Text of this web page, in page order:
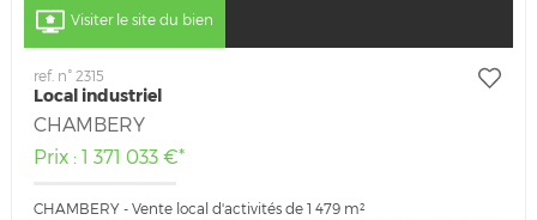
Visiter le site du bien
ref. n° 2315
Local industriel
CHAMBERY
Prix : 1 371 033 €*
CHAMBERY - Vente local d'activités de 1 479 m²